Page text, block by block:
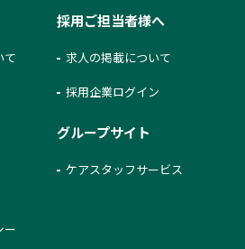
て
ー
採用ご担当者様へ
求人の掲載について
採用企業ログイン
グループサイト
ケアスタッフサービス